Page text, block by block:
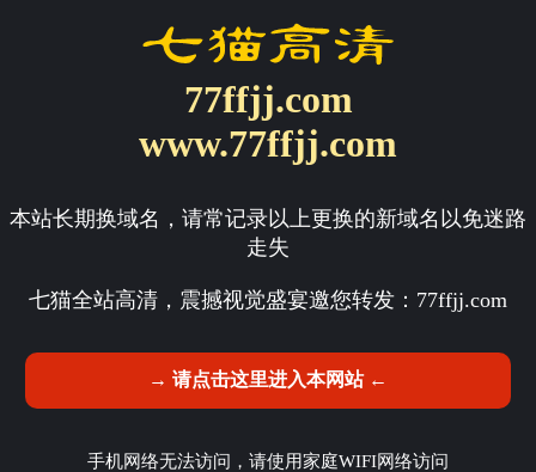
77ffjj.com
www.77ffjj.com
本站长期换域名，请常记录以上更换的新域名以免迷路
走失
七猫全站高清，震撼视觉盛宴邀您转发： 77ffjj.com
→ 请点击这里进入本网站 ←
手机网络无法访问，请使用家庭WIFI网络访问